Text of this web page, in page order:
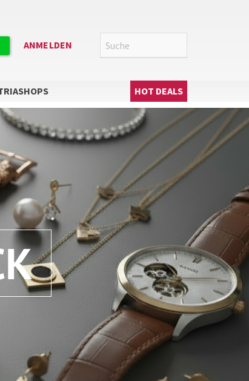
Suche
ANMELDEN
Hauptnavigation
HOT DEALS